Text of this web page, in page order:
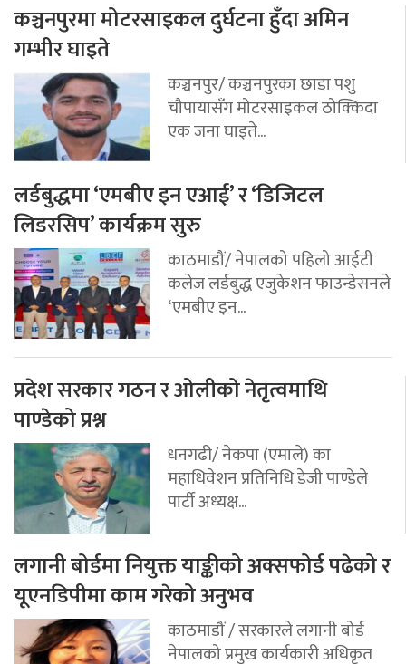
कञ्चनपुरमा मोटरसाइकल दुर्घटना हुँदा अमिन
गम्भीर घाइते
कञ्चनपुर/ कञ्चनपुरका छाडा पशु
चौपायासँग मोटरसाइकल ठोक्किदा
एक जना घाइते...
लर्डबुद्धमा ‘एमबीए इन एआई’ र ‘डिजिटल
लिडरसिप’ कार्यक्रम सुरु
काठमाडौं/ नेपालको पहिलो आईटी
कलेज लर्डबुद्ध एजुकेशन फाउन्डेसनले
‘एमबीए इन...
प्रदेश सरकार गठन र ओलीको नेतृत्वमाथि
पाण्डेको प्रश्न
धनगढी/ नेकपा (एमाले) का
महाधिवेशन प्रतिनिधि डेजी पाण्डेले
पार्टी अध्यक्ष...
लगानी बोर्डमा नियुक्त याङ्कीको अक्सफोर्ड पढेको र
यूएनडिपीमा काम गरेको अनुभव
काठमाडौं / सरकारले लगानी बोर्ड
नेपालको प्रमुख कार्यकारी अधिकृत